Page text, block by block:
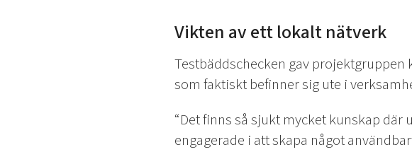
Vikten av ett lokalt nätverk
Testbäddschecken gav
som faktiskt befinner sig ute i
“Det finns så sjukt mycket kunskap
engagerade i att skapa något